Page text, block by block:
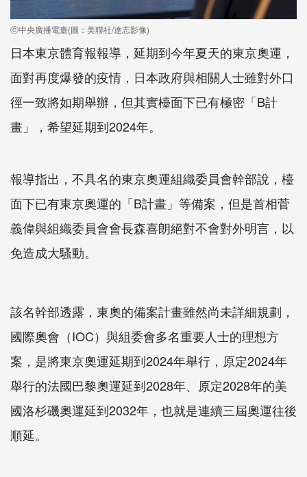
ⓒ中央廣播電臺(圖：美聯社/達志影像)
日本東京體育報報導，延期到今年夏天的東京奧運，
面對再度爆發的疫情，日本政府與相關人士雖對外口
徑一致將如期舉辦，但其實檯面下已有極密「B計
畫」，希望延期到2024年。
報導指出，不具名的東京奧運組織委員會幹部說，檯
面下已有東京奧運的「B計畫」等備案，但是首相菅
義偉與組織委員會會長森喜朗絕對不會對外明言，以
免造成大騷動。
該名幹部透露，東奧的備案計畫雖然尚未詳細規劃，
國際奧會（IOC）與組委會多名重要人士的理想方
案，是將東京奧運延期到2024年舉行，原定2024年
舉行的法國巴黎奧運延到2028年、原定2028年的美
國洛杉磯奧運延到2032年，也就是連續三屆奧運往後
順延。